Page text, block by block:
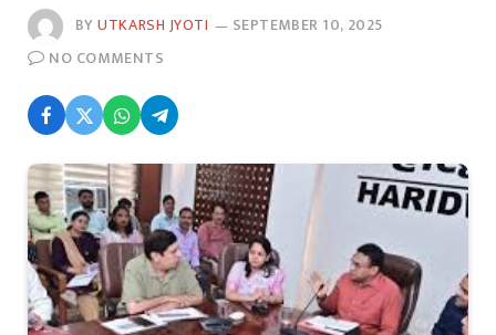
BYUTKARSH JYOTI
SEPTEMBER 10, 2025
NO COMMENTS